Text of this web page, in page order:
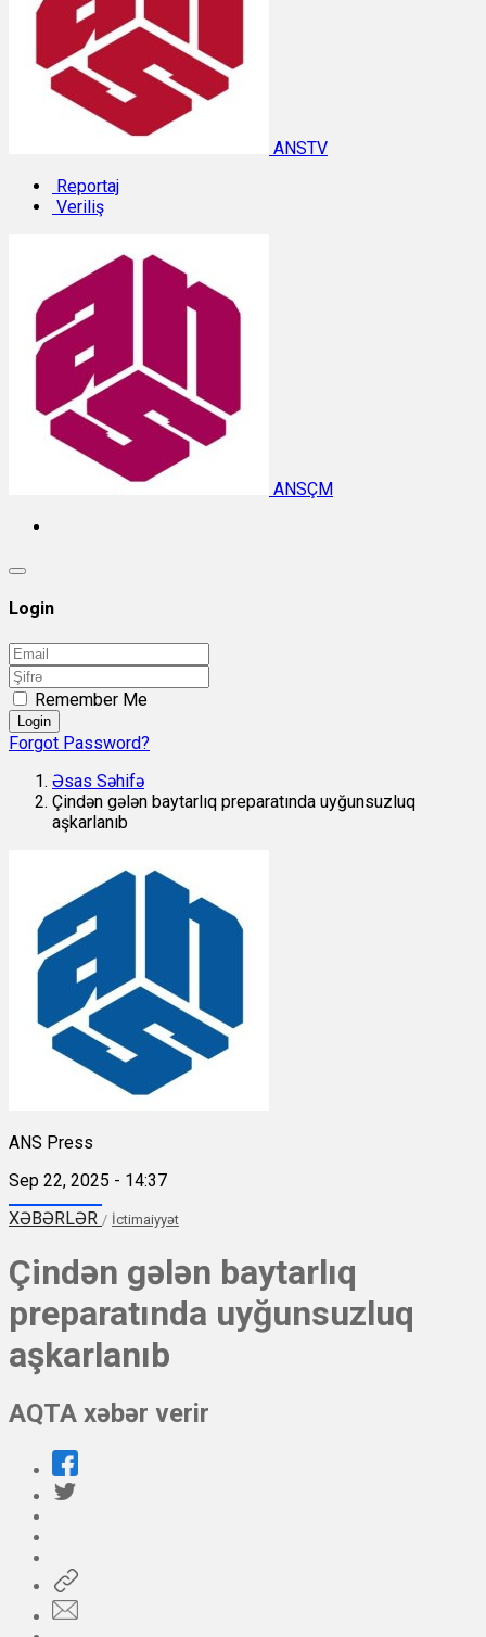
ANSTV
Reportaj
Veriliş
ANSÇM
Login
Remember Me
Login
Forgot Password?
Əsas Səhifə
Çindən gələn baytarlıq preparatında uyğunsuzluq
aşkarlanıb
ANS Press
Sep 22, 2025 - 14:37
XƏBƏRLƏR / İctimaiyyət
Çindən gələn baytarlıq
preparatında uyğunsuzluq
aşkarlanıb
AQTA xəbər verir